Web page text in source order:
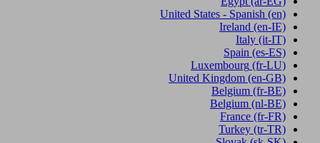
United States - Spanish (en)
Ireland (en-IE)
Italy (it-IT)
Spain (es-ES)
Luxembourg (fr-LU)
United Kingdom (en-GB)
Belgium (fr-BE)
Belgium (nl-BE)
France (fr-FR)
Turkey (tr-TR)